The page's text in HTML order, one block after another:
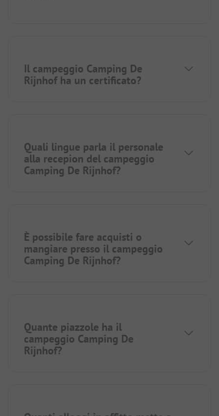
Il campeggio Camping De
Rijnhof ha un certificato?
Quali lingue parla il personale
alla recepion del campeggio
Camping De Rijnhof?
È possibile fare acquisti o
mangiare presso il campeggio
Camping De Rijnhof?
Quante piazzole ha il
campeggio Camping De
Rijnhof?